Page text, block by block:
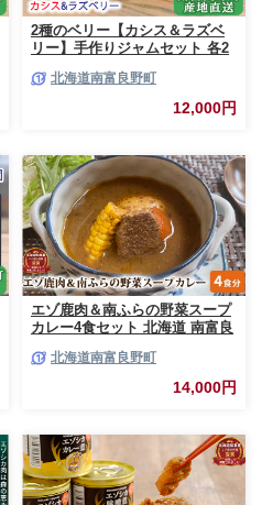
2種のベリー【カシス＆ラズベ
リー】手作りジャムセット 各2
リー カシス ラズベリー ソース
果実 てんさい糖 無農薬
北海道南富良野町
12,000円
エゾ鹿肉＆南ふらの野菜スープ
カレー4食セット 北海道 南富良
スープカレー セット 詰合せ 加
北海道南富良野町
14,000円